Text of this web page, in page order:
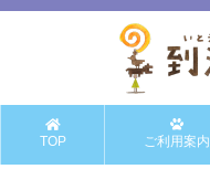
TOP ご利用案内